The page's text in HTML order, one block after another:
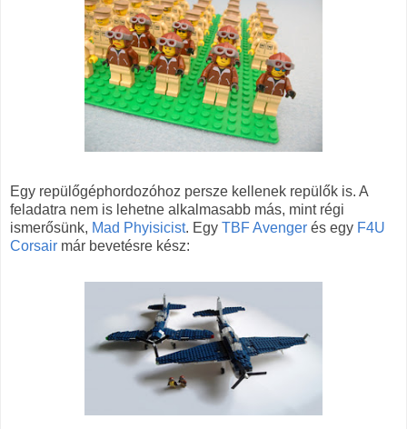
Egy repülőgéphordozóhoz persze kellenek repülők is. A
feladatra nem is lehetne alkalmasabb más, mint régi
ismerősünk, Mad Phyisicist. Egy TBF Avenger és egy F4U
Corsair már bevetésre kész: